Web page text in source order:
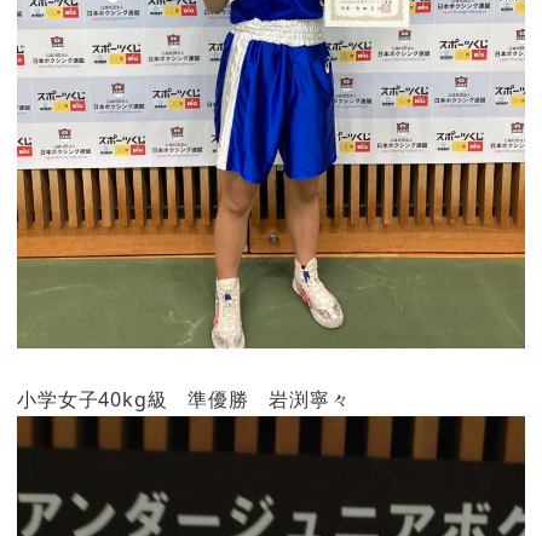
小学女子40kg級 準優勝 岩渕寧々